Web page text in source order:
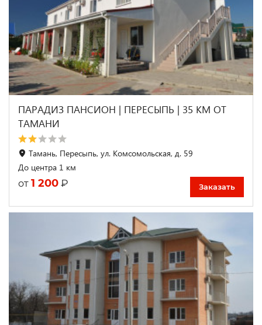
ПАРАДИЗ ПАНСИОН | ПЕРЕСЫПЬ | 35 КМ ОТ
ТАМАНИ
Тамань, Пересыпь, ул. Комсомольская, д. 59
До центра 1 км
от 1 200 ₽ Заказать